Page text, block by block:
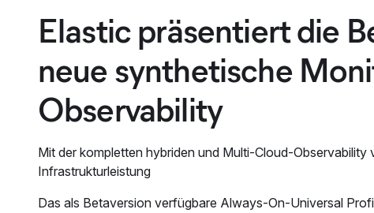
Elastic präsentiert die
neue synthetische
Observability
Mit der kompletten hybriden und Multi-Cloud-
Infrastrukturleistung
Das als Betaversion verfügbare Always-On-Universal